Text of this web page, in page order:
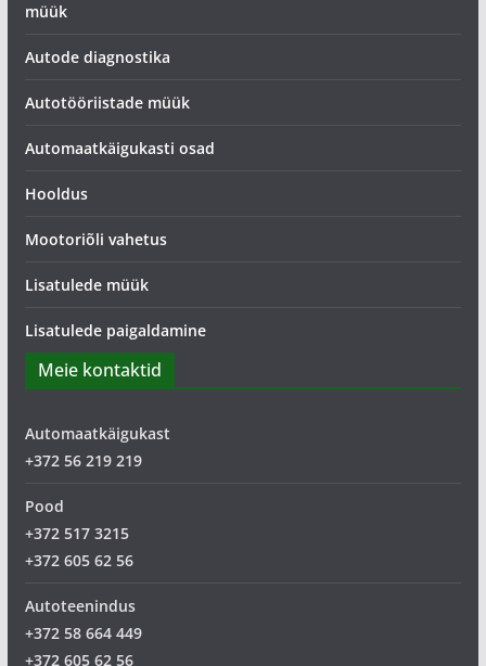
müük
Autode diagnostika
Autotööriistade müük
Automaatkäigukasti osad
Hooldus
Mootoriõli vahetus
Lisatulede müük
Lisatulede paigaldamine
Meie kontaktid
Automaatkäigukast
+372 56 219 219
Pood
+372 517 3215
+372 605 62 56
Autoteenindus
+372 58 664 449
+372 605 62 56